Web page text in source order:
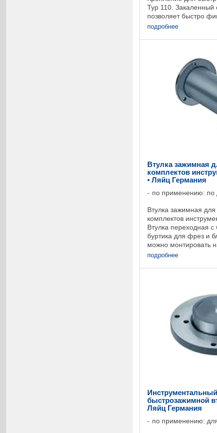
Typ 110. Закаленный
позволяет быстро
подрезные и
подробнее
Втулка зажимная
комплектов
• Ляйц Германия
по применению: по
Втулка зажимная
комплектов
Втулка переходная с
буртика для фрез и
можно монтировать
различного
подробнее
быстрозажимной
Ляйц Германия
по применению: